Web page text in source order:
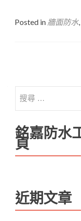
Posted in 牆面防水,
搜尋關於：
銘嘉防水
頁
近期文章